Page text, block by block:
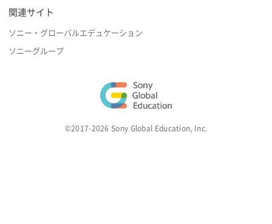
関連サイト
ソニー・グローバルエデュケーション
ソニーグループ
©2017-2026 Sony Global Education, Inc.